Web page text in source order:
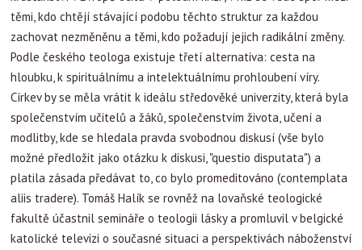
těmi, kdo chtějí stávající podobu těchto struktur za každou
zachovat nezměněnu a těmi, kdo požadují jejich radikální změny.
Podle českého teologa existuje třetí alternativa: cesta na
hloubku, k spirituálnímu a intelektuálnímu prohloubení víry.
Církev by se měla vrátit k ideálu středověké univerzity, která byla
společenstvím učitelů a žáků, společenstvím života, učení a
modlitby, kde se hledala pravda svobodnou diskusí (vše bylo
možné předložit jako otázku k diskusi, "questio disputata") a
platila zásada předávat to, co bylo promeditováno (contemplata
aliis tradere). Tomáš Halík se rovněž na lovaňské teologické
fakultě účastnil semináře o teologii lásky a promluvil v belgické
katolické televizi o současné situaci a perspektivách náboženství